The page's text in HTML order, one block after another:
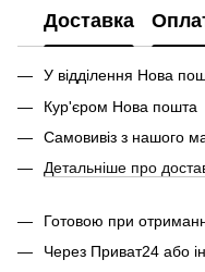
Доставка
У відділення Нова
Кур'єром Нова пошта
Самовивіз з нашого
Детальніше про
Готовою при
Через Приват24 або